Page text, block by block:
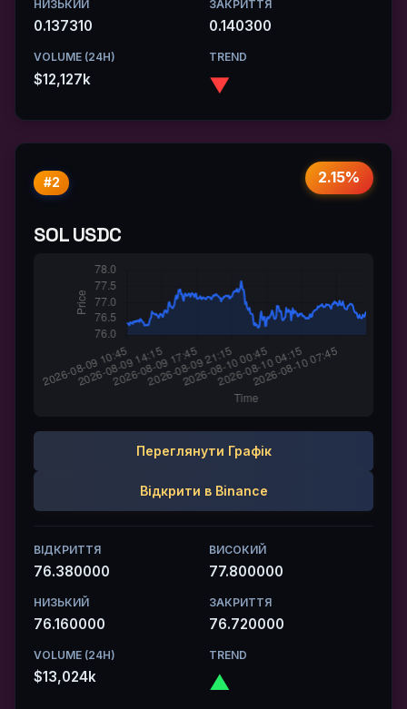
НИЗЬКИЙ
0.137310
ЗАКРИТТЯ
0.140300
VOLUME (24H)
$12,127k
TREND
▼
#2 2.15%
SOL USDC
Переглянути Графік
Відкрити в Binance
ВІДКРИТТЯ
76.380000
ВИСОКИЙ
77.800000
НИЗЬКИЙ
76.160000
ЗАКРИТТЯ
76.720000
VOLUME (24H)
$13,024k
TREND
▲